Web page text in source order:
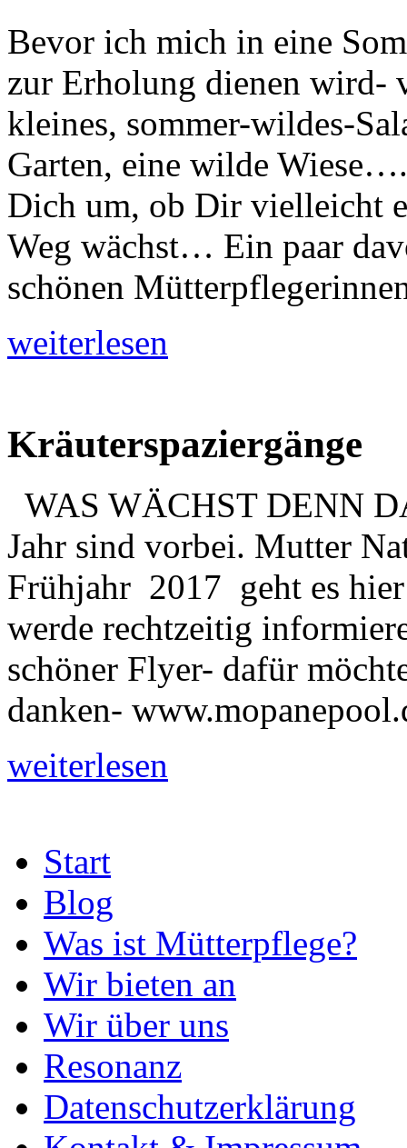
Bevor ich mich in eine
zur Erholung dienen wird-
kleines, sommer-wildes-
Garten, eine wilde
Dich um, ob Dir vielleicht
Weg wächst… Ein paar
schönen
weiterlesen
Kräuterspaziergänge
WAS WÄCHST DENN
Jahr sind vorbei. Mutter
Frühjahr 2017 geht es
werde rechtzeitig
schöner Flyer- dafür
danken-
weiterlesen
Start
Blog
Was ist Mütterpflege?
Wir bieten an
Wir über uns
Resonanz
Datenschutzerklärung